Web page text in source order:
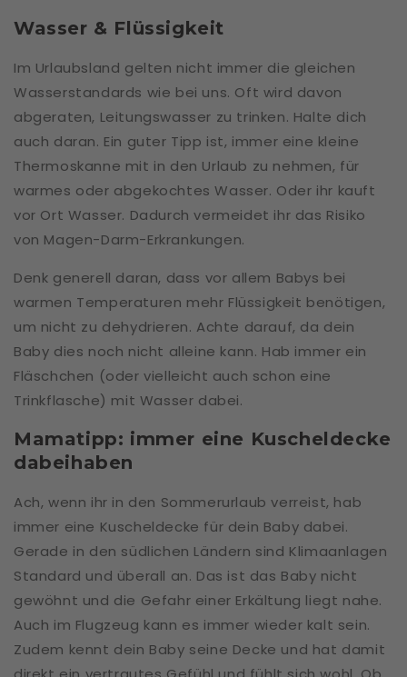
Wasser & Flüssigkeit
Im Urlaubsland gelten nicht immer die gleichen
Wasserstandards wie bei uns. Oft wird davon
abgeraten, Leitungswasser zu trinken. Halte dich
auch daran. Ein guter Tipp ist, immer eine kleine
Thermoskanne mit in den Urlaub zu nehmen, für
warmes oder abgekochtes Wasser. Oder ihr kauft
vor Ort Wasser. Dadurch vermeidet ihr das Risiko
von Magen-Darm-Erkrankungen.
Denk generell daran, dass vor allem Babys bei
warmen Temperaturen mehr Flüssigkeit benötigen,
um nicht zu dehydrieren. Achte darauf, da dein
Baby dies noch nicht alleine kann. Hab immer ein
Fläschchen (oder vielleicht auch schon eine
Trinkflasche) mit Wasser dabei.
Mamatipp: immer eine Kuscheldecke
dabeihaben
Ach, wenn ihr in den Sommerurlaub verreist, hab
immer eine Kuscheldecke für dein Baby dabei.
Gerade in den südlichen Ländern sind Klimaanlagen
Standard und überall an. Das ist das Baby nicht
gewöhnt und die Gefahr einer Erkältung liegt nahe.
Auch im Flugzeug kann es immer wieder kalt sein.
Zudem kennt dein Baby seine Decke und hat damit